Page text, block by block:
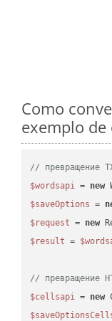
Como
exemplo de
// превращение
$wordsapi = new
$saveOptions =
$request = new
$result =
// превращение
$cellsapi = new